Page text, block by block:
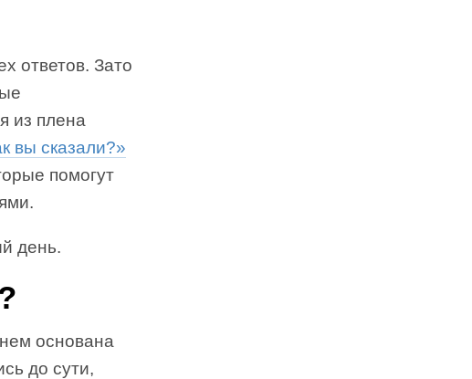
ответов. Зато
из плена
вы сказали?»
помогут
день.
основана
до сути,